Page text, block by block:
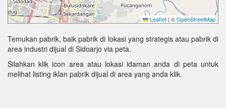
Leaflet | ©OpenStreetMap
Temukan pabrik, baik pabrik di lokasi yang strategis atau pabrik di
area industri dijual di Sidoarjo via peta.
Silahkan klik icon area atau lokasi idaman anda di peta untuk
melihat listing iklan pabrik dijual di area yang anda klik.